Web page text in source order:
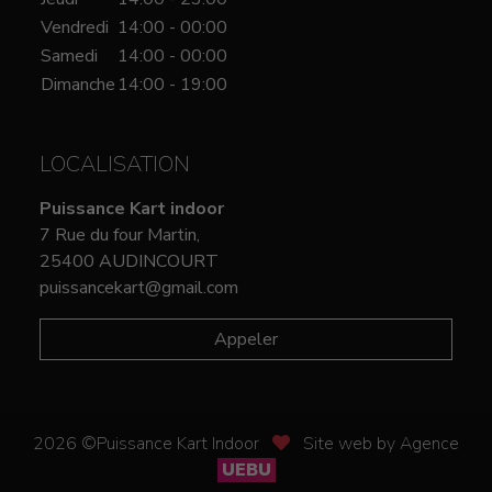
Vendredi 14:00 - 00:00
Samedi
14:00 - 00:00
Dimanche 14:00 - 19:00
LOCALISATION
Puissance Kart indoor
7 Rue du four Martin,
25400 AUDINCOURT
puissancekart@gmail.com
Appeler
2026 ©Puissance Kart Indoor
Site web by Agence
UEBU